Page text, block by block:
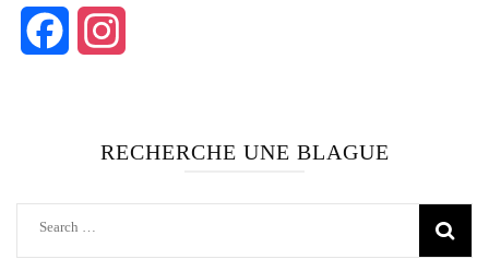
Facebook
RECHERCHE UNE BLAGUE
Search